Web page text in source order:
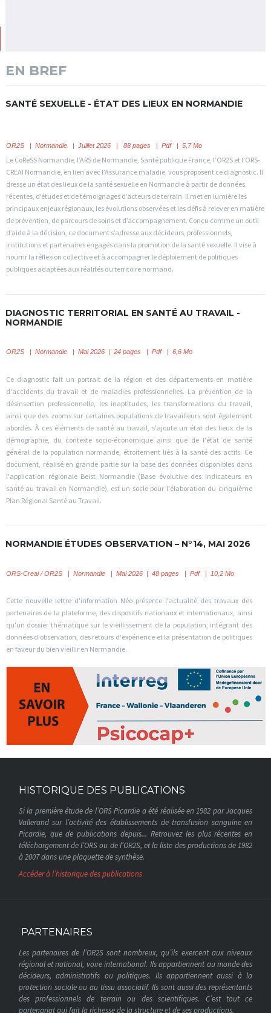
EN BREF
SANTÉ SEXUELLE - ÉTAT DES LIEUX EN NORMANDIE
OR2S | Normandie| Juillet 2026 | 88 pages | Pdf | 5,7 Mo
Le CoReSS Normandie, l’ARS de Normandie, Santé publique France, l’OR2S et l’ORS-
CREAI Normandie, en lien avec l’Assurance maladie, vous proposent ce diagnostic. Il
dresse un état des lieux de la santé sexuelle en Normandie à partir de données
récentes, d’études et de témoignages d’acteurs de terrain. Il met en lumière les
principaux enjeux régionaux, les évolutions observées et les défis à relever en matière
de prévention, de parcours de soins et d’accompagnement. Conçu comme un outil
d’aide à la décision, ce document s’adresse aux décideurs, professionnels,
institutions et partenaires engagés dans la promotion de la santé sexuelle. Il vise à
nourrir la réflexion collective et à accompagner le déploiement de politiques
publiques adaptées aux réalités du territoire normand.
DIAGNOSTIC TERRITORIAL EN SANTÉ AU TRAVAIL -
NORMANDIE
OR2S Normandie | Mai 2026 | 24 pages | Pdf | 6,6 Mo
Ce diagnostic fait un portrait de la région et des départements en matière
d'accidents du travail et de maladies professionnelles. La prévention de la
désinsertion professionnelle, les inaptitudes, les transformations du travail,
ainsi que des zooms sur certaines populations de travailleurs sont également
abordés. À ces éléments de santé au travail, s'ajoute un état des lieux de la
démographie, du contexte socio-économique ainsi que de l'état de santé
général de la population normande, étroitement liés à la santé des actifs. Ce
document, réalisé en grande partie sur la base des données disponibles dans
l'application régionale Beist Normandie (Base évolutive des indicateurs en
santé au travail en Normandie), est un socle pour l'élaboration du cinquième
Plan Régional Santé au Travail.
NORMANDIE ÉTUDES OBSERVATION – N°14, MAI 2026
ORS-Creai / OR2S | Normandie | Mai 2026 | 48 pages | Pdf | 10,2 Mo
Cette nouvelle lettre d'information Néo présente l'actualité des travaux des
partenaires de la plateforme, des dispositifs nationaux et internationaux, ainsi
qu'un dossier thématique sur le vieillissement de la population, intégrant des
données d'observation, des retours d'expérience et la présentation de politiques
en faveur du bien vieillir en Normandie.
HISTORIQUE DES PUBLICATIONS
Si la première étude de l’ORS Picardie a été réalisée en 1982 par Jacques
Vallerand sur l’activité des établissements de transfusion sanguine en
Picardie, que de publications depuis... Retrouvez les plus récentes en
téléchargement de l’ORS ou de l’OR2S, et la liste des productions de 1982
à 2007 dans une plaquette de synthèse.
Accéder à l’historique des publications
PARTENAIRES
Les partenaires de l’OR2S sont nombreux, qu’ils exercent aux niveaux
régional et national, voire international. Ils appartiennent au monde des
décideurs, administratifs ou politiques. Ils appartiennent aussi à la
protection sociale ou au tissu associatif. Ils sont aussi des représentants
des professionnels de terrain ou des scientifiques. C’est tout ce
partenariat qui fait la richesse de la structure et de ses productions.